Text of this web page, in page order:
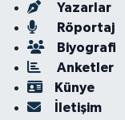
Yazarlar
Röportaj
Biyografi
Anketler
Künye
İletişim